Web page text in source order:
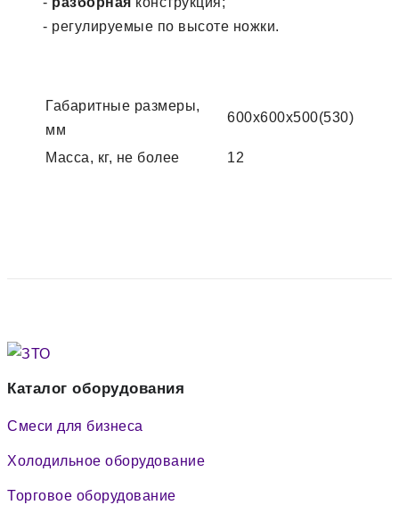
- регулируемые по высоте ножки.
Габаритные размеры,
мм
600х600х500(530)
Масса, кг, не более 12
Каталог оборудования
Смеси для бизнеса
Холодильное оборудование
Торговое оборудование